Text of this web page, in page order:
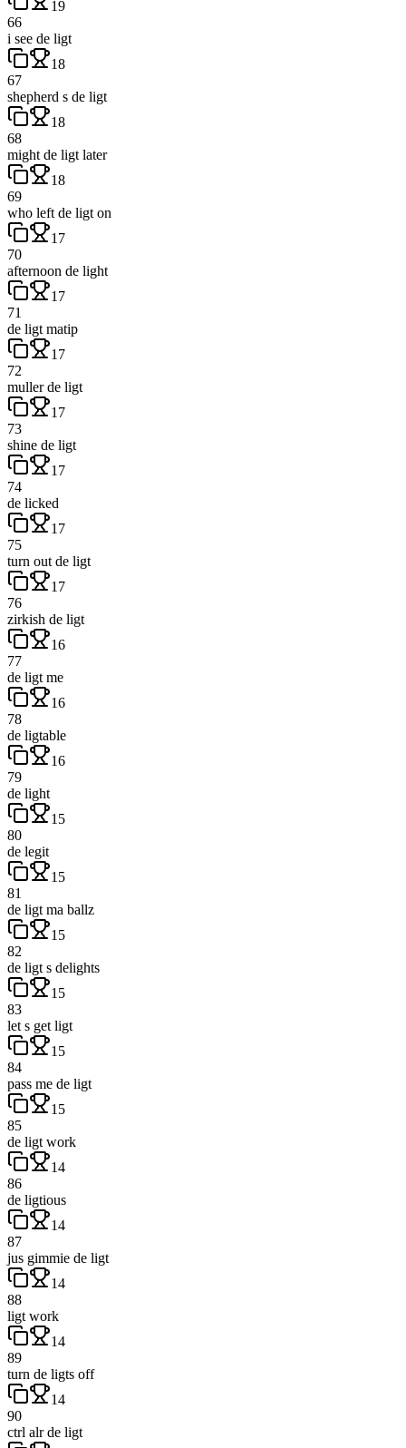
19
66
i see de ligt
18
67
shepherd s de ligt
18
68
might de ligt later
18
69
who left de ligt on
17
70
afternoon de light
17
71
de ligt matip
17
72
muller de ligt
17
73
shine de ligt
17
74
de licked
17
75
turn out de ligt
17
76
zirkish de ligt
16
77
de ligt me
16
78
de ligtable
16
79
de light
15
80
de legit
15
81
de ligt ma ballz
15
82
de ligt s delights
15
83
let s get ligt
15
84
pass me de ligt
15
85
de ligt work
14
86
de ligtious
14
87
jus gimmie de ligt
14
88
ligt work
14
89
turn de ligts off
14
90
ctrl alr de ligt